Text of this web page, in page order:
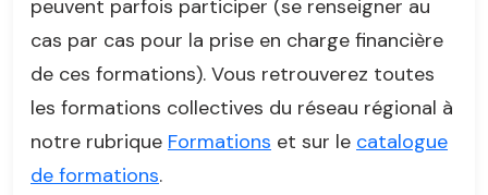
peuvent parfois participer (se renseigner au
cas par cas pour la prise en charge financière
de ces formations). Vous retrouverez toutes
les formations collectives du réseau régional à
notre rubrique Formations et sur le catalogue
de formations.